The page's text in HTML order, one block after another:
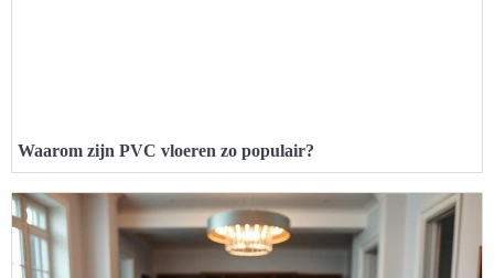
Waarom zijn PVC vloeren zo populair?